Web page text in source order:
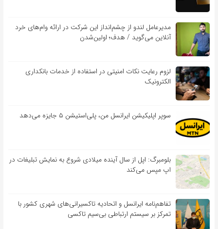
مدیرعامل لندو از چشم‌انداز این شرکت در ارائه وام‌های خرد
آنلاین می‌گوید / هدف؛ اولین‌شدن
لزوم رعایت نکات امنیتی در استفاده از خدمات بانکداری
الکترونیک
سوپر اپلیکیشن ایرانسل من، پلی‌استیشن ۵ جایزه می‌دهد
بلومبرگ: اپل از سال آینده میلادی شروع به نمایش تبلیغات در
اپ مپس می‌کند
تفاهم‌نامه‌ ایرانسل و اتحادیه تاکسیرانی‌های شهری کشور با
تمرکز بر سیستم ارتباطی بی‌سیم تاکسی